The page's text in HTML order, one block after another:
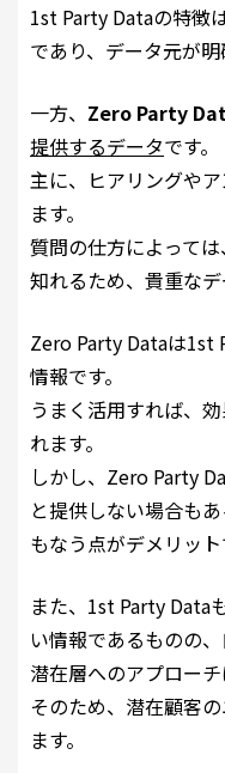
1st Party Dataの特徴
であり、データ元が明
一方、 Zero Party
提供するデータです。
主に、ヒアリングや
ます。
質問の仕方によって
知れるため、貴重なデ
Zero Party Dataは1st
情報です。
うまく活用すれば、
れます。
しかし、Zero Party
と提供しない場合も
もなう点がデメリット
また、1st Party Data
い情報であるものの
潜在層へのアプローチ
そのため、潜在顧客
ます。